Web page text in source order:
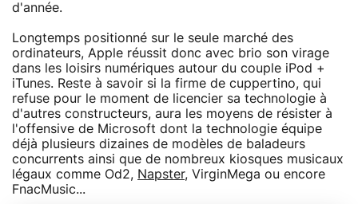
d'année.
Longtemps positionné sur le seule marché des
ordinateurs, Apple réussit donc avec brio son virage
dans les loisirs numériques autour du couple iPod +
iTunes. Reste à savoir si la firme de cuppertino, qui
refuse pour le moment de licencier sa technologie à
d'autres constructeurs, aura les moyens de résister à
l'offensive de Microsoft dont la technologie équipe
déjà plusieurs dizaines de modèles de baladeurs
concurrents ainsi que de nombreux kiosques musicaux
légaux comme Od2, Napster, VirginMega ou encore
FnacMusic...